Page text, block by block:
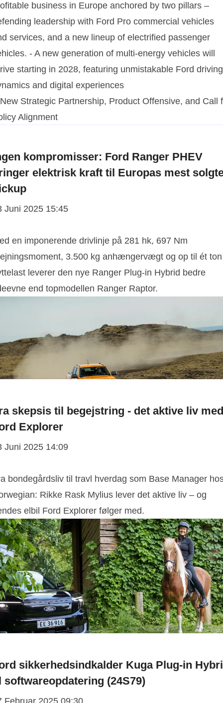
business in Europe anchored by two pillars –
leadership with Ford Pro commercial vehicles
services, and a new lineup of electrified passenger
- A new generation of multi-energy vehicles will
starting in 2028, featuring unmistakable Ford driving
and digital experiences
kompromisser: Ford Ranger PHEV
elektrisk kraft til Europas mest
Juni 2025 15:45
en imponerende drivlinje på 281 hk, 697 Nm
3.500 kg anhængervægt og op til ét ton
leverer den nye Ranger Plug-in Hybrid bedre
end topmodellen Ranger Raptor.
skepsis til begejstring - det aktive liv med
Explorer
Juni 2025 14:09
bondegårdsliv til travl hverdag som Base Manager
Rikke Rask Mylius lever det aktive liv – og
elbil Ford Explorer følger med.
sikkerhedsindkalder Kuga Plug-in
softwareopdatering (24S79)
Februar 2025 09:30